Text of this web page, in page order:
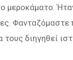
μεροκάματο.
Φανταζόμαστε
διηγηθεί